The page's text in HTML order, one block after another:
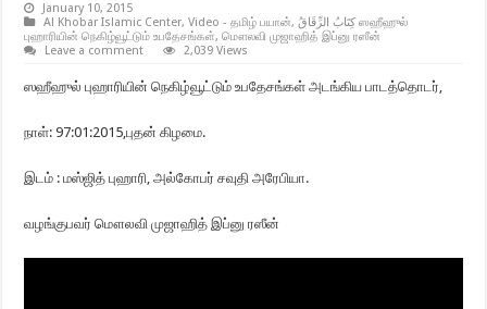
January 10, 2015
Al Khobar Islamic Center,Video - தமிழ் பயான்,كِتَابُ الرِّقَاقُ ஸஹீஹுல்
புஹாரியின் நெகிழ்வூட்டும் உபதேசங்கள்,மௌலவி முஜாஹித் இப்னு ரஸீன்
Leave a comment
2,039 Views
ஸஹீஹுல் புஹாரியின் நெகிழ்வூட்டும் உபதேசங்கள் அடங்கிய பாடத்தொடர்,
நாள்: 97:01:2015,புதன் கிழமை.
இடம் : மஸ்ஜித் புஹாரி, அல்கோபர் சவுதி அரேபியா.
வழங்குபவர் மௌலவி முஜாஹித் இப்னு ரஸீன்